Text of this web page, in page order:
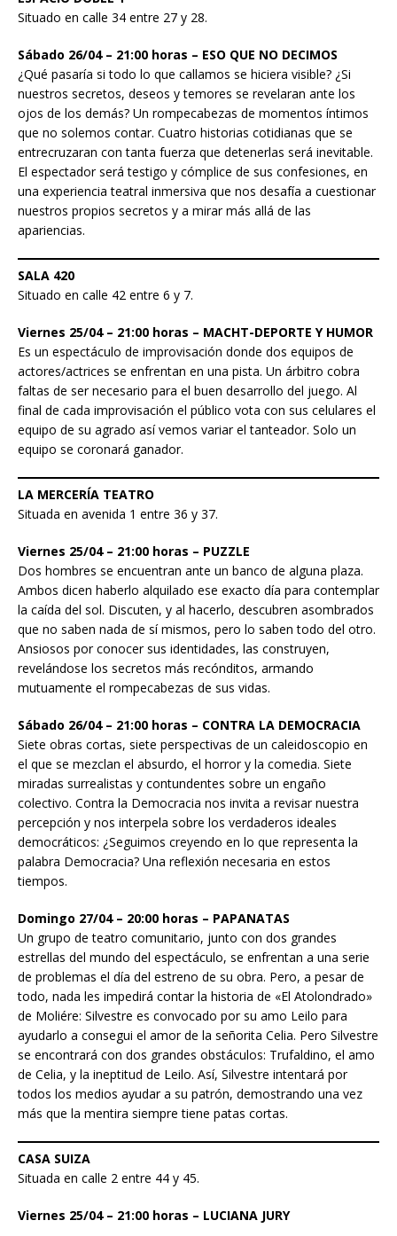
Situado en calle 34 entre 27 y 28.
Sábado 26/04 – 21:00 horas – ESO QUE NO DECIMOS
¿Qué pasaría si todo lo que callamos se hiciera visible? ¿Si
nuestros secretos, deseos y temores se revelaran ante los
ojos de los demás? Un rompecabezas de momentos íntimos
que no solemos contar. Cuatro historias cotidianas que se
entrecruzaran con tanta fuerza que detenerlas será inevitable.
El espectador será testigo y cómplice de sus confesiones, en
una experiencia teatral inmersiva que nos desafía a cuestionar
nuestros propios secretos y a mirar más allá de las
apariencias.
SALA 420
Situado en calle 42 entre 6 y 7.
Viernes 25/04 – 21:00 horas – MACHT-DEPORTE Y HUMOR
Es un espectáculo de improvisación donde dos equipos de
actores/actrices se enfrentan en una pista. Un árbitro cobra
faltas de ser necesario para el buen desarrollo del juego. Al
final de cada improvisación el público vota con sus celulares el
equipo de su agrado así vemos variar el tanteador. Solo un
equipo se coronará ganador.
LA MERCERÍA TEATRO
Situada en avenida 1 entre 36 y 37.
Viernes 25/04 – 21:00 horas – PUZZLE
Dos hombres se encuentran ante un banco de alguna plaza.
Ambos dicen haberlo alquilado ese exacto día para contemplar
la caída del sol. Discuten, y al hacerlo, descubren asombrados
que no saben nada de sí mismos, pero lo saben todo del otro.
Ansiosos por conocer sus identidades, las construyen,
revelándose los secretos más recónditos, armando
mutuamente el rompecabezas de sus vidas.
Sábado 26/04 – 21:00 horas – CONTRA LA DEMOCRACIA
Siete obras cortas, siete perspectivas de un caleidoscopio en
el que se mezclan el absurdo, el horror y la comedia. Siete
miradas surrealistas y contundentes sobre un engaño
colectivo. Contra la Democracia nos invita a revisar nuestra
percepción y nos interpela sobre los verdaderos ideales
democráticos: ¿Seguimos creyendo en lo que representa la
palabra Democracia? Una reflexión necesaria en estos
tiempos.
Domingo 27/04 – 20:00 horas – PAPANATAS
Un grupo de teatro comunitario, junto con dos grandes
estrellas del mundo del espectáculo, se enfrentan a una serie
de problemas el día del estreno de su obra. Pero, a pesar de
todo, nada les impedirá contar la historia de «El Atolondrado»
de Moliére: Silvestre es convocado por su amo Leilo para
ayudarlo a consegui el amor de la señorita Celia. Pero Silvestre
se encontrará con dos grandes obstáculos: Trufaldino, el amo
de Celia, y la ineptitud de Leilo. Así, Silvestre intentará por
todos los medios ayudar a su patrón, demostrando una vez
más que la mentira siempre tiene patas cortas.
CASA SUIZA
Situada en calle 2 entre 44 y 45.
Viernes 25/04 – 21:00 horas – LUCIANA JURY